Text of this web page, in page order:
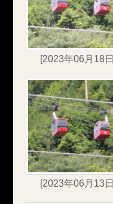
[2023年06月18
[2023年06月13